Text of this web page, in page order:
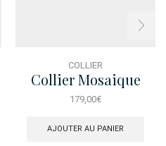
COLLIER
Collier Mosaique
179,00€
AJOUTER AU PANIER